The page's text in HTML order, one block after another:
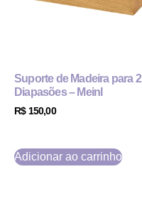
Suporte de Madeira para 2
Diapasões – Meinl
R$150,00
Adicionar ao carrinho